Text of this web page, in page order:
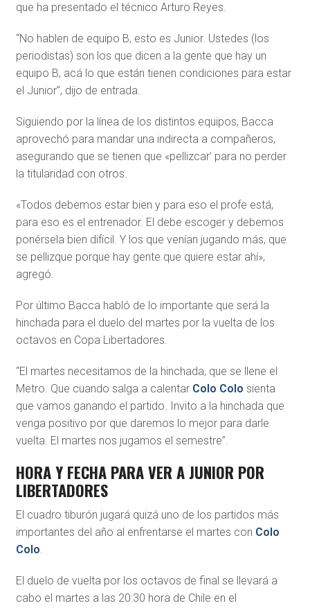
que ha presentado el técnico Arturo Reyes.
“No hablen de equipo B, esto es Junior. Ustedes (los
periodistas) son los que dicen a la gente que hay un
equipo B, acá lo que están tienen condiciones para estar
el Junior”, dijo de entrada.
Siguiendo por la línea de los distintos equipos, Bacca
aprovechó para mandar una indirecta a compañeros,
asegurando que se tienen que «pellizcar’ para no perder
la titularidad con otros.
«Todos debemos estar bien y para eso el profe está,
para eso es el entrenador. El debe escoger y debemos
ponérsela bien difícil. Y los que venían jugando más, que
se pellizque porque hay gente que quiere estar ahí»,
agregó.
Por último Bacca habló de lo importante que será la
hinchada para el duelo del martes por la vuelta de los
octavos en Copa Libertadores.
“El martes necesitamos de la hinchada, que se llene el
Metro. Que cuando salga a calentar Colo Colo sienta
que vamos ganando el partido. Invito a la hinchada que
venga positivo por que daremos lo mejor para darle
vuelta. El martes nos jugamos el semestre”.
HORA Y FECHA PARA VER A JUNIOR POR
LIBERTADORES
El cuadro tiburón jugará quizá uno de los partidos más
importantes del año al enfrentarse el martes con Colo
Colo.
El duelo de vuelta por los octavos de final se llevará a
cabo el martes a las 20:30 hora de Chile en el